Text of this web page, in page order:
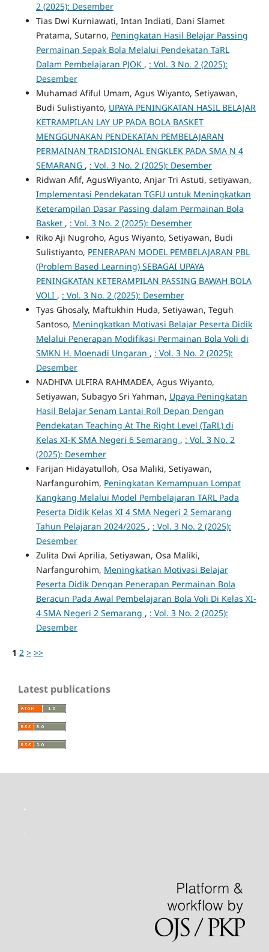
2 (2025): Desember
Tias Dwi Kurniawati, Intan Indiati, Dani Slamet
Pratama, Sutarno, Peningkatan Hasil Belajar Passing
Permainan Sepak Bola Melalui Pendekatan TaRL
Dalam Pembelajaran PJOK , : Vol. 3 No. 2 (2025):
Desember
Muhamad Afiful Umam, Agus Wiyanto, Setiyawan,
Budi Sulistiyanto, UPAYA PENINGKATAN HASIL BELAJAR
KETRAMPILAN LAY UP PADA BOLA BASKET
MENGGUNAKAN PENDEKATAN PEMBELAJARAN
PERMAINAN TRADISIONAL ENGKLEK PADA SMA N 4
SEMARANG , : Vol. 3 No. 2 (2025): Desember
Ridwan Afif, AgusWiyanto, Anjar Tri Astuti, setiyawan,
Implementasi Pendekatan TGFU untuk Meningkatkan
Keterampilan Dasar Passing dalam Permainan Bola
Basket , : Vol. 3 No. 2 (2025): Desember
Riko Aji Nugroho, Agus Wiyanto, Setiyawan, Budi
Sulistiyanto, PENERAPAN MODEL PEMBELAJARAN PBL
(Problem Based Learning) SEBAGAI UPAYA
PENINGKATAN KETERAMPILAN PASSING BAWAH BOLA
VOLI , : Vol. 3 No. 2 (2025): Desember
Tyas Ghosaly, Maftukhin Huda, Setiyawan, Teguh
Santoso, Meningkatkan Motivasi Belajar Peserta Didik
Melalui Penerapan Modifikasi Permainan Bola Voli di
SMKN H. Moenadi Ungaran , : Vol. 3 No. 2 (2025):
Desember
NADHIVA ULFIRA RAHMADEA, Agus Wiyanto,
Setiyawan, Subagyo Sri Yahman, Upaya Peningkatan
Hasil Belajar Senam Lantai Roll Depan Dengan
Pendekatan Teaching At The Right Level (TaRL) di
Kelas XI-K SMA Negeri 6 Semarang , : Vol. 3 No. 2
(2025): Desember
Farijan Hidayatulloh, Osa Maliki, Setiyawan,
Narfangurohim, Peningkatan Kemampuan Lompat
Kangkang Melalui Model Pembelajaran TARL Pada
Peserta Didik Kelas XI 4 SMA Negeri 2 Semarang
Tahun Pelajaran 2024/2025 , : Vol. 3 No. 2 (2025):
Desember
Zulita Dwi Aprilia, Setiyawan, Osa Maliki,
Narfangurohim, Meningkatkan Motivasi Belajar
Peserta Didik Dengan Penerapan Permainan Bola
Beracun Pada Awal Pembelajaran Bola Voli Di Kelas XI-
4 SMA Negeri 2 Semarang , : Vol. 3 No. 2 (2025):
Desember
1 2 > >>
Latest publications